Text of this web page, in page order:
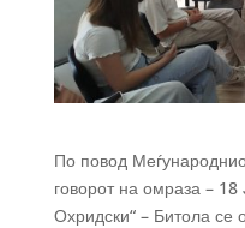
По повод
говорот на омраза –
Охридски“ – Битола се